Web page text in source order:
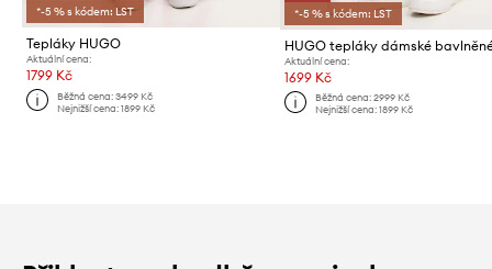
*-5 % s kódem: LST
Tepláky HUGO
Aktuální cena:
1799 Kč
Běžná cena:3499 Kč
Nejnižší cena:1899 Kč
*-5 % s kódem: LST
Aktuální cena:
1699 Kč
Běžná cena: 2999 Kč
Nejnižší cena: 1899 Kč